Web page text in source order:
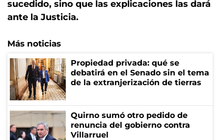
sucedido, sino que las explicaciones las dará
ante la Justicia.
Más noticias
Propiedad privada: qué se
debatirá en el Senado sin el tema
de la extranjerización de tierras
Quirno sumó otro pedido de
renuncia del gobierno contra
Villarruel